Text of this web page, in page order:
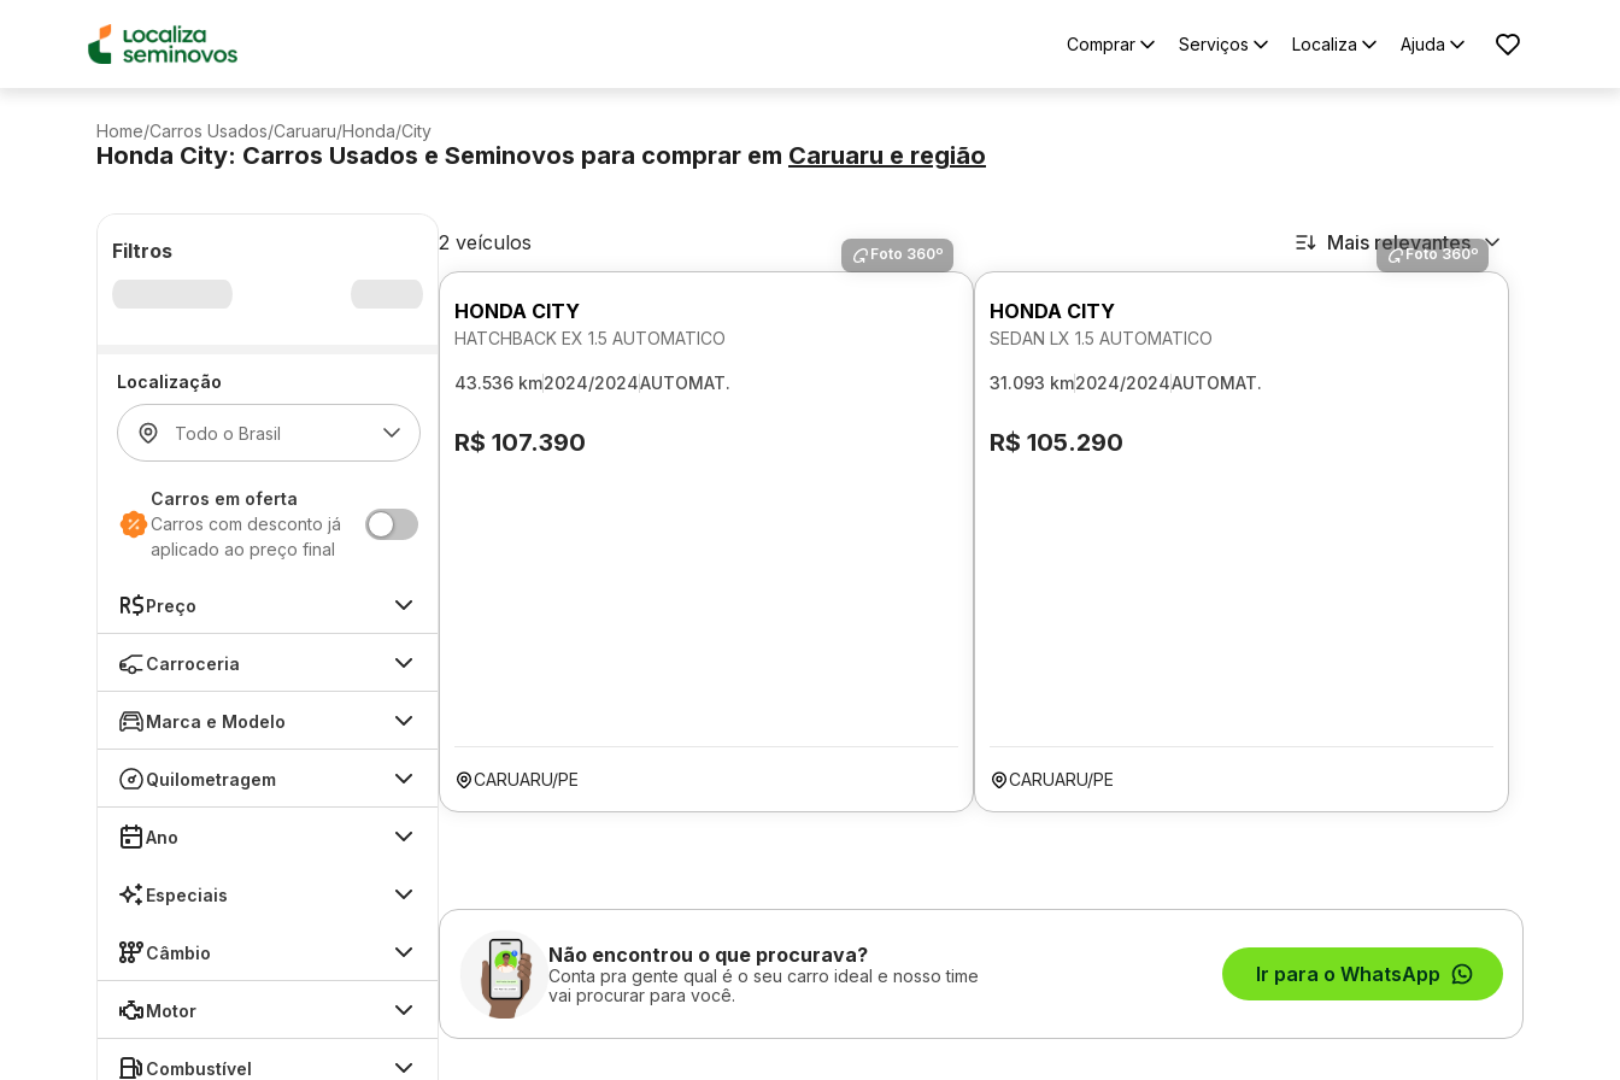
Comprar Serviços Localiza Ajuda
Home/Carros Usados/Caruaru/Honda/City
Honda City: Carros Usados e Seminovos para comprar em Caruaru e região
Filtros
Localização
Carros em oferta
Carros com desconto já
aplicado ao preço final
Preço
Carroceria
Marca e Modelo
Quilometragem
Ano
Especiais
Câmbio
Motor
Combustível
2 veículos Mais relevantes
Foto 360º
HONDA CITY
HATCHBACK EX 1.5 AUTOMATICO
43.536 km2024/2024AUTOMAT.
R$ 107.390
CARUARU/PE
Foto 360º
HONDA CITY
SEDAN LX 1.5 AUTOMATICO
31.093 km2024/2024AUTOMAT.
R$ 105.290
CARUARU/PE
Não encontrou o que procurava?
Conta pra gente qual é o seu carro ideal e nosso time
vai procurar para você.
Ir para o WhatsApp